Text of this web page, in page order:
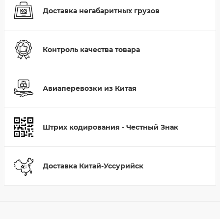
Доставка негабаритных грузов
Контроль качества товара
Авиаперевозки из Китая
Штрих кодирования - Честный Знак
Доставка Китай-Уссурийск